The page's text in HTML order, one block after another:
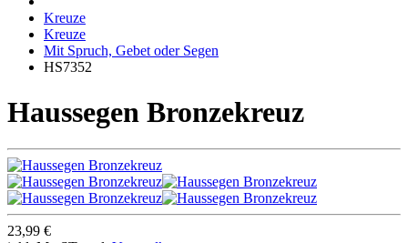
Kreuze
Kreuze
Mit Spruch, Gebet oder Segen
HS7352
Haussegen Bronzekreuz
23,99 €